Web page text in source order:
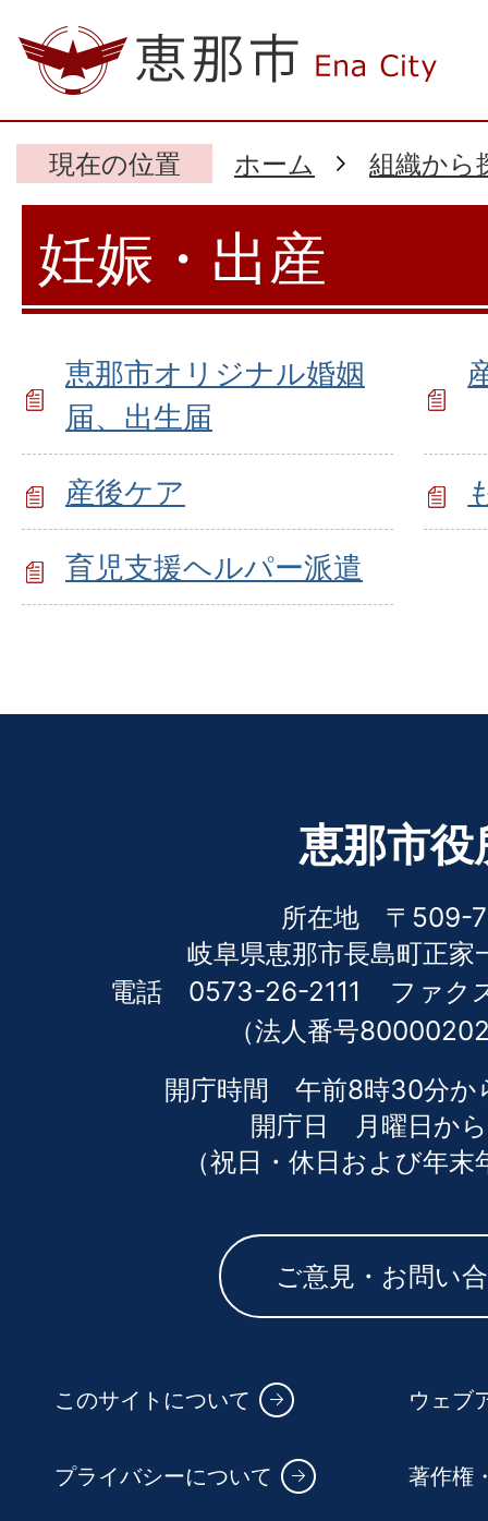
現在の位置 ホーム 組織から
妊娠・出産
恵那市オリジナル婚姻
届、出生届
産後ケア
育児支援ヘルパー派遣
恵那市役
所在地 〒509-
岐阜県恵那市長島町正家
電話 0573-26-2111
ファ
（法人番号
開庁時間 午前8時30分か
開庁日 月曜日か
（祝日・休日および年
ご意見・お問い
このサイトについて ウェブ
プライバシーについて 著作権